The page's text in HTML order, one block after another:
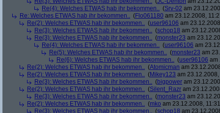
Re(4): Welches ETWAS hab ihr bekommen.. (Srv-02 am
Re: Welches ETWAS hab ihr bekommen.. (Flo061180 am 23.12.2008,
Re(2): Welches ETWAS hab ihr bekommen.. (user96106 am
Re(3): Welches ETWAS hab ihr bekommen.. (schop18 am
Re(3): Welches ETWAS hab ihr bekommen.. (monster23 am
Re(4): Welches ETWAS hab ihr bekommen.. (user96106 am
Re(5): Welches ETWAS hab ihr bekommen.. (monster23 am
Re(6): Welches ETWAS hab ihr bekommen.. (user96106 am
Re(2): Welches ETWAS hab ihr bekommen.. (Atomicman am
Re(2): Welches ETWAS hab ihr bekommen.. (Mikey123 am
Re(3): Welches ETWAS hab ihr bekommen.. (bigpower am
Re(2): Welches ETWAS hab ihr bekommen.. (Silent_Razr am
Re(3): Welches ETWAS hab ihr bekommen.. (monster23 am
Re(2): Welches ETWAS hab ihr bekommen.. (mko am 23.12.2008,
Re(3): Welches ETWAS hab ihr bekommen.. (schop18 am